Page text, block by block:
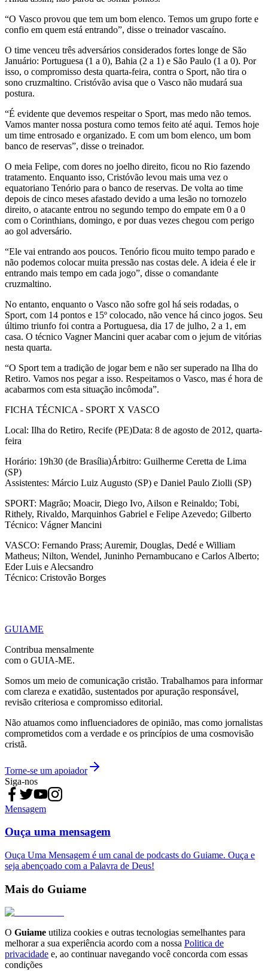
“O Vasco provou que tem um bom elenco. Temos um grupo forte e
confio em quem está entrando”, disse o treinador vascaíno.
O time venceu três adversários considerados fortes longe de São
Januário: Portuguesa (1 a 0), Bahia (2 a 1) e São Paulo (1 a 0). Por
isso, o compromisso desta quarta-feira, contra o Sport, não tira o
sono cruzmaltino. Cristóvão avisa que o Vasco não mudará sua
postura.
“É evidente que devemos respeitar o Sport, mas medo não temos.
Vamos manter nossa postura como temos feito até aqui. Temos hoje
um time entrosado e organizado. E com um bom elenco, um bom
banco de reservas”, disse o treinador.
O meia Felipe, com dores no joelho direito, ficou no Rio fazendo
tratamento. Enquanto isso, Cristóvão levou mais uma vez o
equatoriano Tenório para o banco de reservas. De volta ao time
depois de cinco meses afastado devido a uma lesão no tornozelo
direito, o atacante entrou no segundo tempo do empate em 0 a 0
com o Corinthians, domingo, e por duas vezes chegou com perigo
ao gol adversário.
“Ele vai entrando aos poucos. Tenório ficou muito tempo parado e
não podemos colocar muita pressão nas costas dele. A ideia é ele ir
entrando mais tempo em cada jogo”, disse o comandante
cruzmaltino.
No entanto, enquanto o Vasco não sofre gol há seis rodadas, o
Sport, com 14 pontos e 15º colocado, não vence há cinco jogos. Seu
último triunfo foi contra a Portuguesa, dia 17 de julho, 2 a 1, em
casa. O técnico Vagner Mancini quer acabar com o jejum de vitórias
nesta quarta.
“O Sport tem a tradição de jogar bem e não ser superado na Ilha do
Retiro. Vamos nos pegar a isso. Respeitamos o Vasco, mas é hora de
acabarmos com esta situação incômoda”.
FICHA TÉCNICA - SPORT X VASCO
Local: Ilha do Retiro, Recife (PE)Data: 8 de agosto de 2012, quarta-
feira
Horário: 19h30 (de Brasília)Árbitro: Guilherme Ceretta de Lima
(SP)
Assistentes: Márcio Luiz Augusto (SP) e Daniel Paulo Ziolli (SP)
SPORT: Magrão; Moacir, Diego Ivo, Ailson e Reinaldo; Tobi,
Rithely, Rivaldo, Marquinhos Gabriel e Felipe Azevedo; Gilberto
Técnico: Vágner Mancini
VASCO: Fernando Prass; Auremir, Douglas, Dedé e William
Matheus; Nilton, Wendel, Juninho Pernambucano e Carlos Alberto;
Eder Luis e Alecsandro
Técnico: Cristovão Borges
GUIAME
Contribua mensalmente
com o GUIA-ME.
Somos um meio de comunicação cristão. Trabalhamos para informar
com clareza e exatidão, sustentados por apuração responsável,
revisão criteriosa e compromisso editorial.
Não atuamos como influenciadores de opinião, mas como jornalistas
comprometidos com a verdade e os princípios de uma cosmovisão
cristã.
Torne-se um apoiador
Siga-nos
Mensagem
Ouça uma mensagem
Ouça Uma Mensagem é um canal de podcasts do Guiame. Ouça e
seja abençoado com a Palavra de Deus!
Mais do Guiame
O Guiame utiliza cookies e outras tecnologias semelhantes para
melhorar a sua experiência acordo com a nossa Politica de
privacidade e, ao continuar navegando você concorda com essas
condições